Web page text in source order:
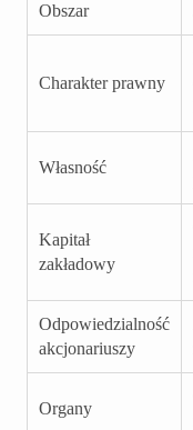
Obszar
Charakter prawny
Własność
Kapitał
zakładowy
Odpowiedzialność
akcjonariuszy
Organy